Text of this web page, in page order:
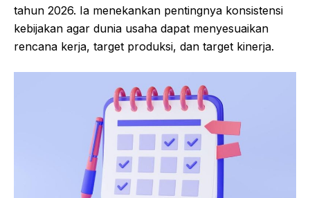
tahun 2026. Ia menekankan pentingnya konsistensi
kebijakan agar dunia usaha dapat menyesuaikan
rencana kerja, target produksi, dan target kinerja.